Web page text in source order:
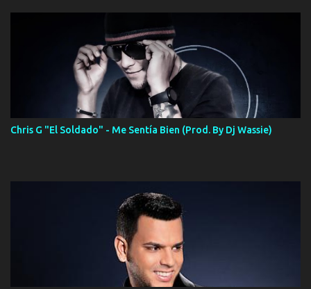
Chris G "El Soldado" - Me Sentía Bien (Prod. By Dj Wassie)